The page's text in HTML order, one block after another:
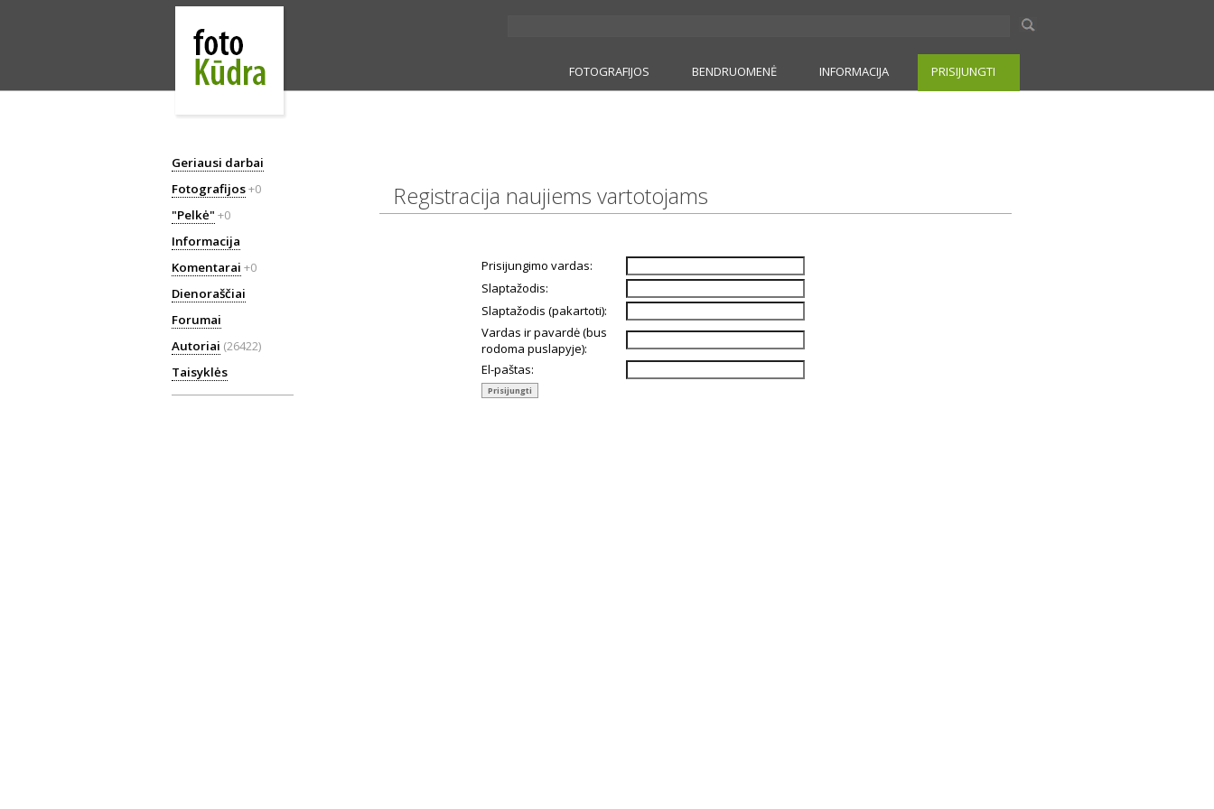
FOTOGRAFIJOS BENDRUOMENĖ INFORMACIJA PRISIJUNGTI
Geriausi darbai
Fotografijos+0
"Pelkė" +0
Informacija
Komentarai +0
Dienoraščiai
Forumai
Autoriai (26422)
Taisyklės
Registracija naujiems vartotojams
Prisijungimo vardas:
Slaptažodis:
Slaptažodis (pakartoti):
Vardas ir pavardė (bus
rodoma puslapyje):
El-paštas: